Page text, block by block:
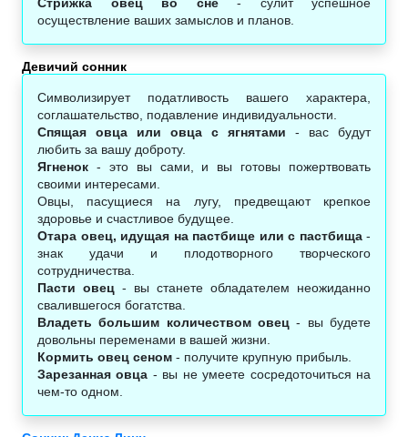
осуществление ваших замыслов и планов.
Девичий сонник
Символизирует податливость вашего характера,
соглашательство, подавление индивидуальности.
Спящая овца или овца с ягнятами - вас будут
любить за вашу доброту.
Ягненок - это вы сами, и вы готовы пожертвовать
своими интересами.
Овцы, пасущиеся на лугу, предвещают крепкое
здоровье и счастливое будущее.
Отара овец, идущая на пастбище или с пастбища-
знак удачи и плодотворного творческого
сотрудничества.
Пасти овец - вы станете обладателем неожиданно
свалившегося богатства.
Владеть большим количеством овец - вы будете
довольны переменами в вашей жизни.
Кормить овец сеном - получите крупную прибыль.
Зарезанная овца - вы не умеете сосредоточиться на
чем-то одном.